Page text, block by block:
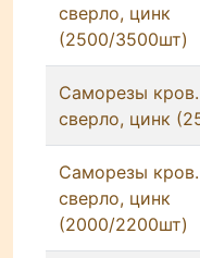
сверло, цинк
(2500/3500шт)
Саморезы
сверло, цинк
Саморезы
сверло, цинк
(2000/2200шт)